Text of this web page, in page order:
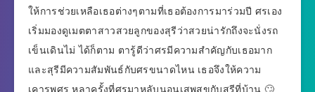
ให้การช่วยเหลือเธอต่างๆตามที่เธอต้องการมาร่วมปี ศรเอง
เริ่มมองดูเมตตาสาวสวยลูกของสุรีว่าสวยน่ารักถึงจะนั่งรถ
เข็นเดินไม่ ได้ก็ตาม ตารู้ดีว่าศรมีความสำคัญกับเธอมาก
และสุรีมีความสัมพันธ์กับศรขนาดไหน เธอจึงให้ความ